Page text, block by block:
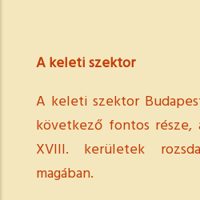
A keleti szektor
A keleti szektor
következő fontos része,
XVIII. kerületek
magában.